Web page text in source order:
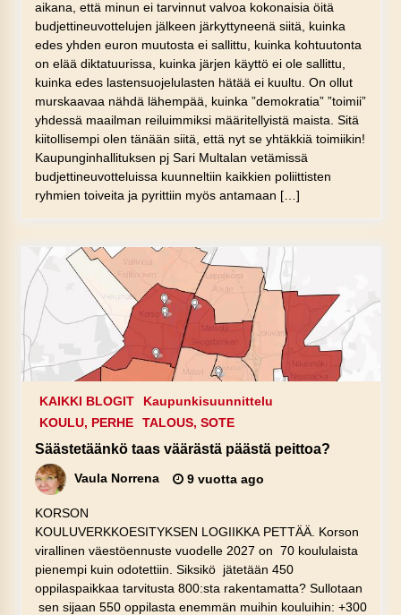
aikana, että minun ei tarvinnut valvoa kokonaisia öitä
budjettineuvottelujen jälkeen järkyttyneenä siitä, kuinka
edes yhden euron muutosta ei sallittu, kuinka kohtuutonta
on elää diktatuurissa, kuinka järjen käyttö ei ole sallittu,
kuinka edes lastensuojelulasten hätää ei kuultu. On ollut
murskaavaa nähdä lähempää, kuinka ”demokratia” ”toimii”
yhdessä maailman reiluimmiksi määritellyistä maista. Sitä
kiitollisempi olen tänään siitä, että nyt se yhtäkkiä toimiikin!
Kaupunginhallituksen pj Sari Multalan vetämissä
budjettineuvotteluissa kuunneltiin kaikkien poliittisten
ryhmien toiveita ja pyrittiin myös antamaan […]
KAIKKI BLOGIT
Kaupunkisuunnittelu
KOULU, PERHE
TALOUS, SOTE
Säästetäänkö taas väärästä päästä peittoa?
Vaula Norrena 9 vuotta ago
KORSON
KOULUVERKKOESITYKSEN LOGIIKKA PETTÄÄ. Korson
virallinen väestöennuste vuodelle 2027 on 70 koululaista
pienempi kuin odotettiin. Siksikö jätetään 450
oppilaspaikkaa tarvitusta 800:sta rakentamatta? Sullotaan
sen sijaan 550 oppilasta enemmän muihin kouluihin: +300